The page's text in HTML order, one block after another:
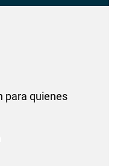
para quienes